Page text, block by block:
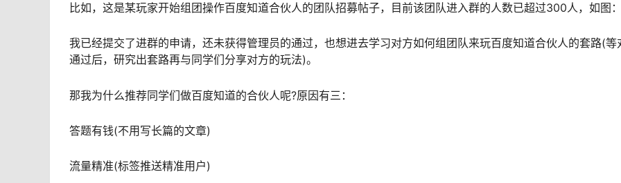
比如，这是某玩家开始组团操作百度知道合伙人的团队招募帖子，目前该团队进入群的人数已超过300人，如图：
我已经提交了进群的申请，还未获得管理员的通过，也想进去学习对方如何组团队来玩百度知道合伙人的套路(等
通过后，研究出套路再与同学们分享对方的玩法)。
那我为什么推荐同学们做百度知道的合伙人呢?原因有三：
答题有钱(不用写长篇的文章)
流量精准(标签推送精准用户)